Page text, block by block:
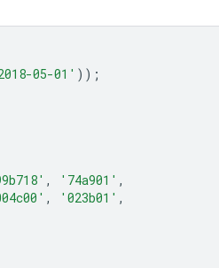
05-01' ));
, '74a901' ,
, '023b01' ,